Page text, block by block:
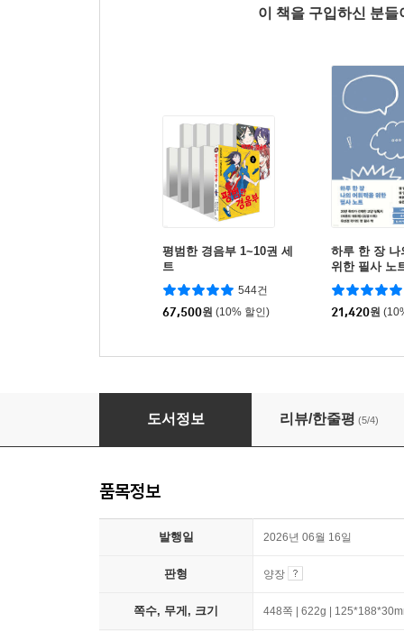
이 책을 구입하신 분
평범한 경음부 1~10권 세
트
544건
67,500원 (10% 할인)
하루 한 장 나
위한 필사 노
21,420원
책갈피와 거짓말의 계절
도서정보 리뷰/한줄평 (5/4)
품목정보
발행일 2026년 06월 16일
판형 양장
쪽수, 무게, 크기 448쪽 | 622g |